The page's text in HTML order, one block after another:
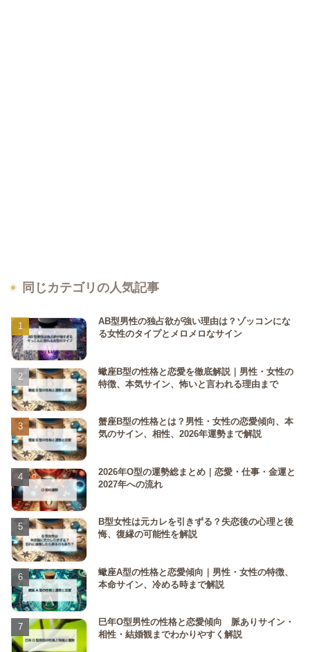
同じカテゴリの人気記事
AB型男性の独占欲が強い理由は？ゾッコンにな
る女性のタイプとメロメロなサイン
蠍座B型の性格と恋愛を徹底解説｜男性・女性の
特徴、本気サイン、怖いと言われる理由まで
蟹座B型の性格とは？男性・女性の恋愛傾向、本
気のサイン、相性、2026年運勢まで解説
2026年O型の運勢総まとめ｜恋愛・仕事・金運と
2027年への流れ
B型女性は元カレを引きずる？失恋後の心理と後
悔、復縁の可能性を解説
蠍座A型の性格と恋愛傾向｜男性・女性の特徴、
本命サイン、冷める時まで解説
巳年O型男性の性格と恋愛傾向 脈ありサイン・
相性・結婚観までわかりやすく解説